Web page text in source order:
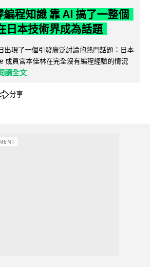
編程知識 靠 AI 搞了一整個
日本技術界成為話題
出現了一個引發廣泛討論的熱門話題：日本
成員宮本佳林在完全沒有編程經驗的情況
讀全文
分享